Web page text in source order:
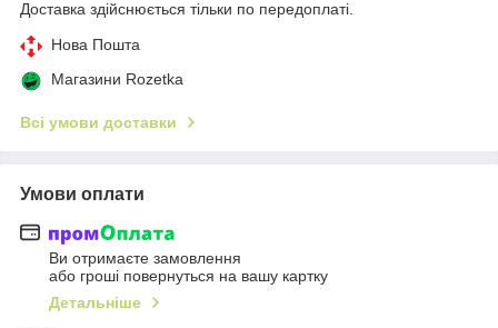
Доставка здійснюється тільки по передоплаті.
Нова Пошта
Магазини Rozetka
Всі умови доставки
Умови оплати
Ви отримаєте замовлення
або гроші повернуться на вашу картку
Детальніше